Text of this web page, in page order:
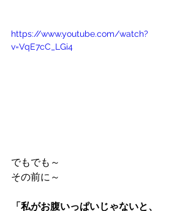
https://www.youtube.com/watch?
v=VqE7cC_LGi4
でもでも～
その前に～
「私がお腹いっぱいじゃないと、